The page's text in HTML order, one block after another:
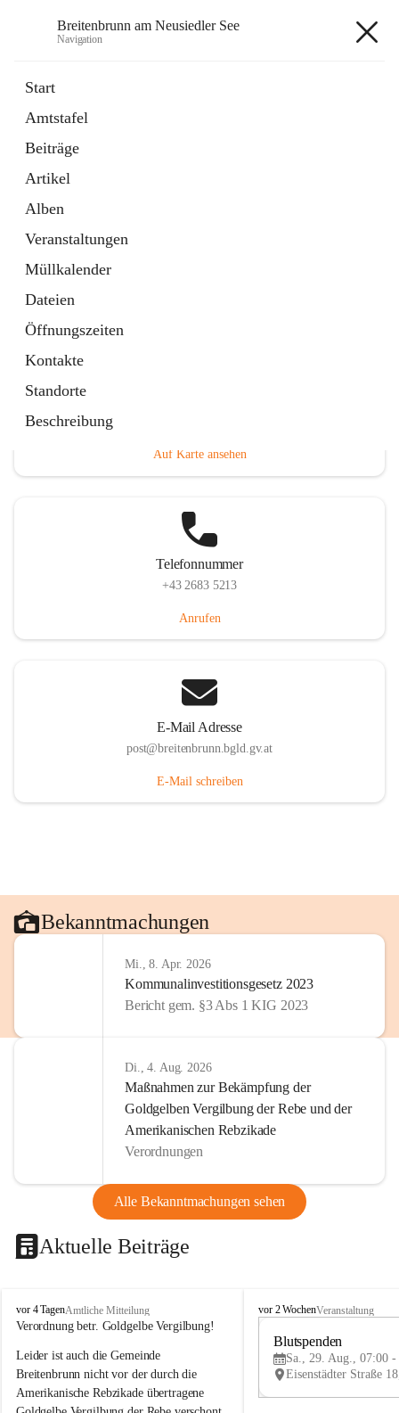
Breitenbrunn am Neusiedler See
Navigation
Start
Amtstafel
Beiträge
Artikel
Alben
Veranstaltungen
Müllkalender
Dateien
Öffnungszeiten
Kontakte
Standorte
Beschreibung
18 Schnellzugriffe
Gemeindeservice
Auf Karte ansehen
Telefonnummer
+43 2683 5213
Anrufen
E-Mail Adresse
post@breitenbrunn.bgld.gv.at
E-Mail schreiben
Bekanntmachungen
Mi., 8. Apr. 2026
Kommunalinvestitionsgesetz 2023
Bericht gem. §3 Abs 1 KIG 2023
Di., 4. Aug. 2026
Maßnahmen zur Bekämpfung der
Goldgelben Vergilbung der Rebe und der
Amerikanischen Rebzikade
Verordnungen
Alle Bekanntmachungen sehen
Aktuelle Beiträge
B
r
i
t
e
n
vor 4 TagenAmtliche Mitteilung
Verordnung betr. Goldgelbe Vergilbung!
Leider ist auch die Gemeinde
Breitenbrunn nicht vor der durch die
Amerikanische Rebzikade übertragene
B
e
vor 2 WochenVeranstaltung
Blutspenden
Sa., 29. Aug., 07:00 -